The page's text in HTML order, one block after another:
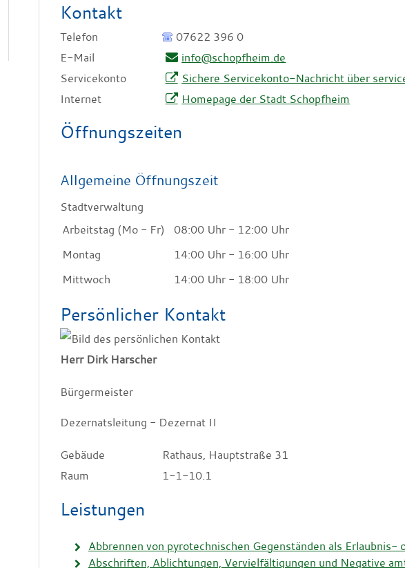
Kontakt
Telefon
07622 396 0
E-Mail
info@schopfheim.de
Servicekonto
Sichere Servicekonto-Nachricht über
Internet
Homepage der Stadt Schopfheim
Öffnungszeiten
Allgemeine Öffnungszeit
Stadtverwaltung
Arbeitstag (Mo - Fr)
08:00 Uhr - 12:00 Uhr
Montag
14:00 Uhr - 16:00 Uhr
Mittwoch
14:00 Uhr - 18:00 Uhr
Persönlicher Kontakt
Herr Dirk Harscher
Bürgermeister
Dezernatsleitung - Dezernat II
Gebäude
Rathaus, Hauptstraße 31
Raum
1-1-10.1
Leistungen
Abbrennen von pyrotechnischen Gegenständen als Erlaubnis-
Abschriften, Ablichtungen, Vervielfältigungen und Negative